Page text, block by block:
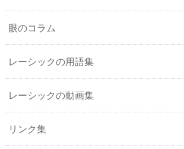
眼のコラム
レーシックの用語集
レーシックの動画集
リンク集